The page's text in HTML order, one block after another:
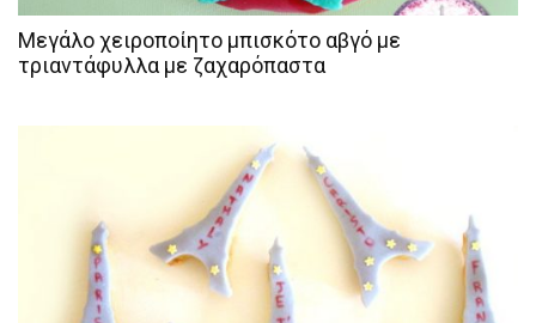
Μεγάλο χειροποίητο μπισκότο αβγό με
τριαντάφυλλα με ζαχαρόπαστα